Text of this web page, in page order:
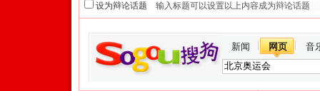
设为辩论话题
新闻 网页 音